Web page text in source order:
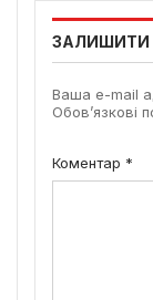
ЗАЛИШИТИ
Ваша e-mail
Обов’язкові
Коментар *